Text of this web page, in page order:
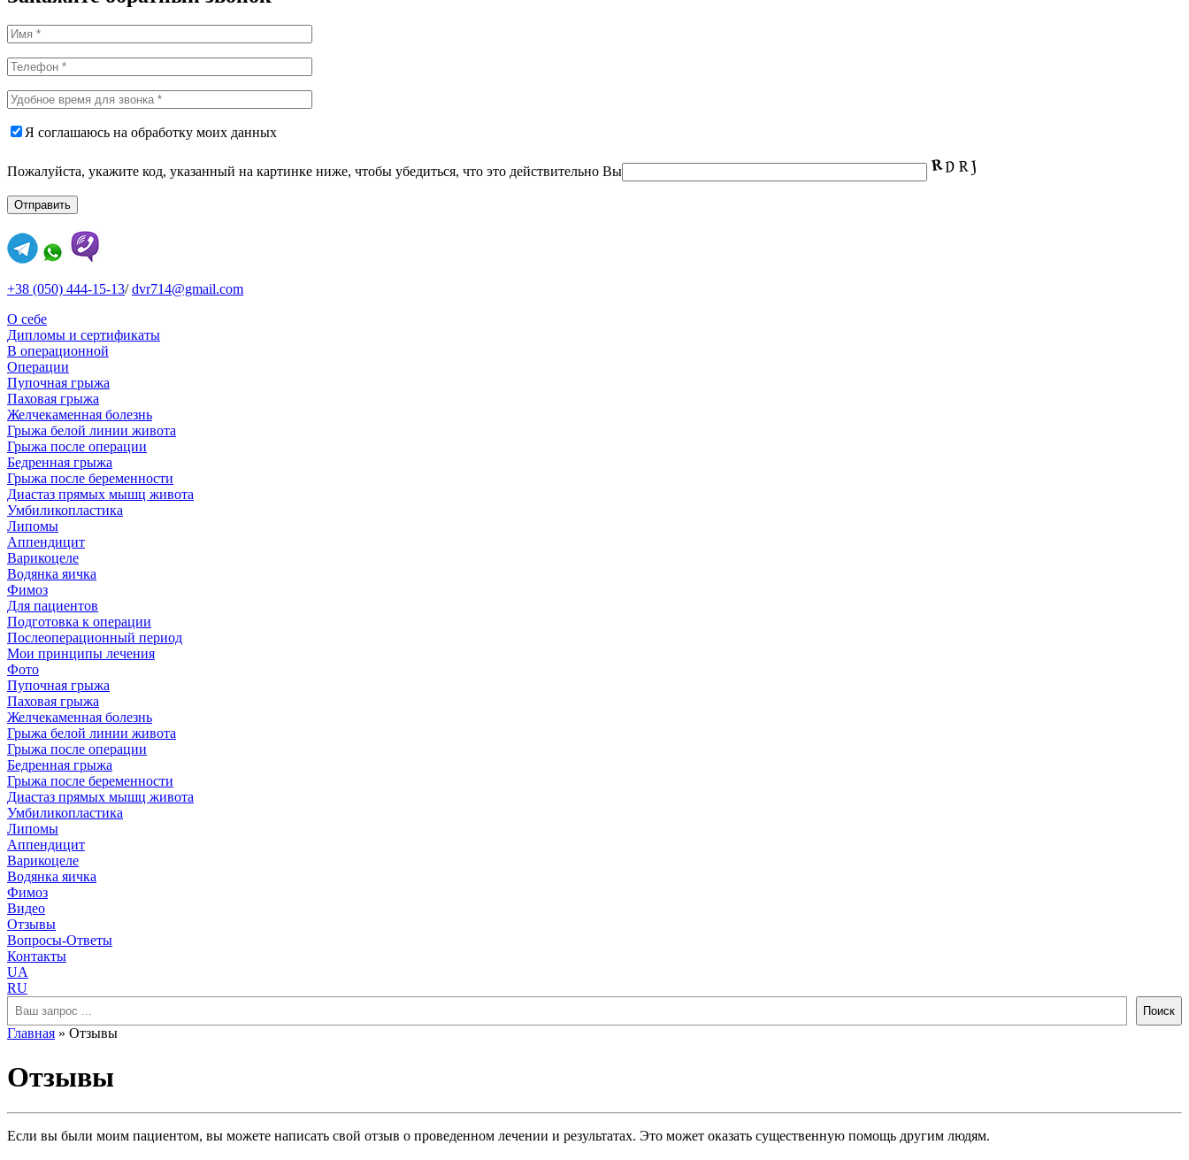
Я соглашаюсь на обработку моих данных
Пожалуйста, укажите код, указанный на картинке ниже, чтобы убедиться, что это действительно Вы
+38 (050) 444-15-13/ dvr714@gmail.com
О себе
Дипломы и сертификаты
В операционной
Операции
Пупочная грыжа
Паховая грыжа
Желчекаменная болезнь
Грыжа белой линии живота
Грыжа после операции
Бедренная грыжа
Грыжа после беременности
Диастаз прямых мышц живота
Умбиликопластика
Липомы
Аппендицит
Варикоцеле
Водянка яичка
Фимоз
Для пациентов
Подготовка к операции
Послеоперационный период
Мои принципы лечения
Фото
Пупочная грыжа
Паховая грыжа
Желчекаменная болезнь
Грыжа белой линии живота
Грыжа после операции
Бедренная грыжа
Грыжа после беременности
Диастаз прямых мышц живота
Умбиликопластика
Липомы
Аппендицит
Варикоцеле
Водянка яичка
Фимоз
Видео
Отзывы
Вопросы-Ответы
Контакты
UA
RU
Поиск
Поиск
Главная » Отзывы
Отзывы
Если вы были моим пациентом, вы можете написать свой отзыв о проведенном лечении и результатах. Это может оказать существенную помощь другим людям.